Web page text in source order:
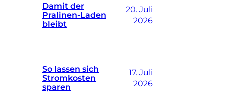
Damit der
Pralinen-Laden
bleibt
20. Juli
2026
So lassen sich
Stromkosten
sparen
17. Juli
2026